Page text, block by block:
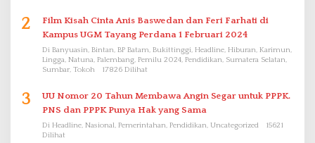
2
Film Kisah Cinta Anis Baswedan dan Feri Farhati di
Kampus UGM Tayang Perdana 1 Februari 2024
Di Banyuasin, Bintan, BP Batam, Bukittinggi, Headline, Hiburan, Karimun,
Lingga, Natuna, Palembang, Pemilu 2024, Pendidikan, Sumatera Selatan,
Sumbar, Tokoh
17826 Dilihat
3
UU Nomor 20 Tahun Membawa Angin Segar untuk PPPK.
PNS dan PPPK Punya Hak yang Sama
Di Headline, Nasional, Pemerintahan, Pendidikan, Uncategorized
15621
Dilihat